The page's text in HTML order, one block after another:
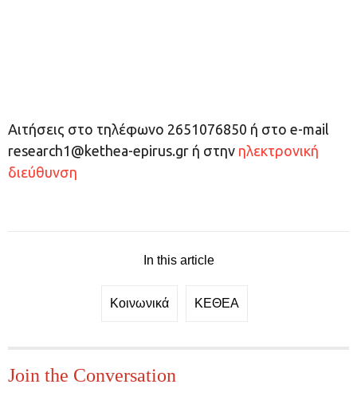
Αιτήσεις στο τηλέφωνο 2651076850 ή στο e-mail
research1@kethea-epirus.gr ή στην ηλεκτρονική
διεύθυνση
In this article
Κοινωνικά ΚΕΘΕΑ
Join the Conversation